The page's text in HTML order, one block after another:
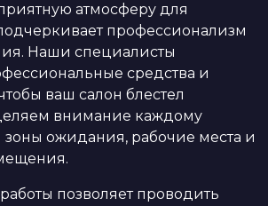
атмосферу для
профессионализм
Наши специалисты
средства и
ваш салон блестел
внимание каждому
зоны ожидания, рабочие места и
позволяет проводить